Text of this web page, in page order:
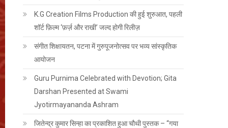
K.G Creation Films Production की हुई शुरुआत, पहली
शॉर्ट फ़िल्म ‘फ़र्ज़ और राखी’ जल्द होगी रिलीज़
संगीत शिक्षायतन, पटना में गुरुपूजनोत्सव पर भव्य सांस्कृतिक
आयोजन
Guru Purnima Celebrated with Devotion; Gita
Darshan Presented at Swami
Jyotirmayananda Ashram
जितेन्द्र कुमार सिन्हा का प्रकाशित हुआ चौथी पुस्तक – “गया